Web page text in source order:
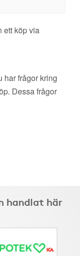
ett köp via
har frågor kring
Dessa frågor
handlat här